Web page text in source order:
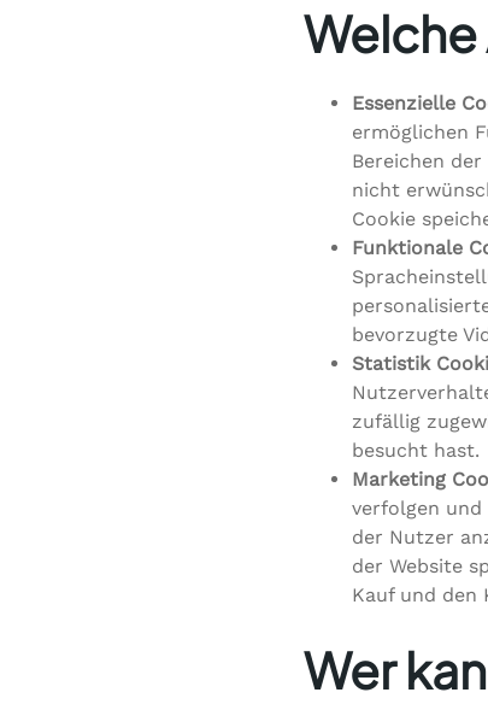
Essenzielle
ermöglichen
Bereichen
nicht
Cookie
Funktionale
bevorzugte
Statistik
zufällig
besucht hast.
Marketing
verfolgen und
der Nutzer
der Website
Kauf und den
Wer